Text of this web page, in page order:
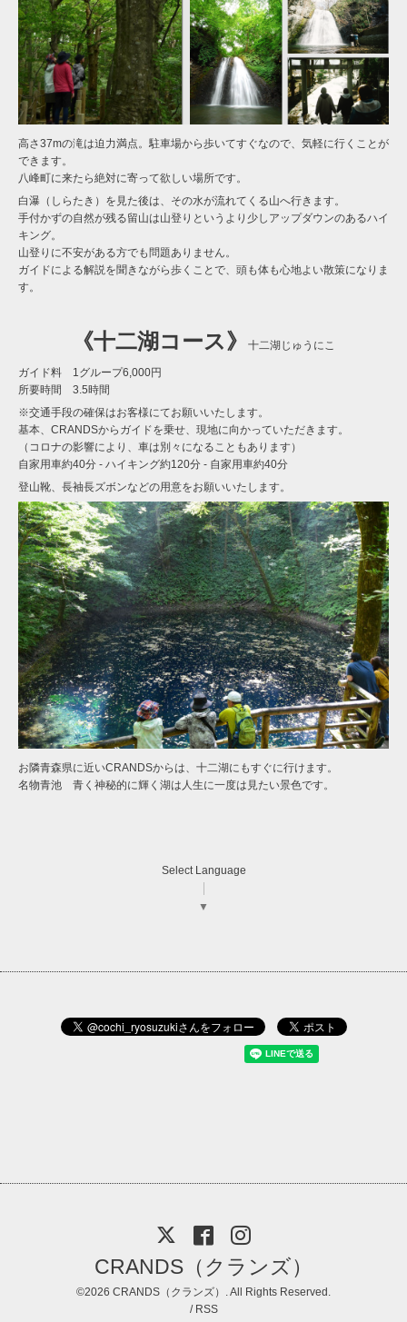
高さ37mの滝は迫力満点。駐車場から歩いてすぐなので、気軽に行くことが
できます。
八峰町に来たら絶対に寄って欲しい場所です。
白瀑（しらたき）を見た後は、その水が流れてくる山へ行きます。
手付かずの自然が残る留山は山登りというより少しアップダウンのあるハイ
キング。
山登りに不安がある方でも問題ありません。
ガイドによる解説を聞きながら歩くことで、頭も体も心地よい散策になりま
す。
《十二湖 コース》 十二湖じゅうにこ
ガイド料 1グループ6,000円
所要時間 3.5時間
※交通手段の確保はお客様にてお願いいたします。
基本、CRANDSからガイドを乗せ、現地に向かっていただきます。
（コロナの影響により、車は別々になることもあります）
自家用車約40分 - ハイキング約120分 - 自家用車約40分
登山靴、長袖長ズボンなどの用意をお願いいたします。
お隣青森県に近いCRANDSからは、十二湖にもすぐに行けます。
名物青池 青く神秘的に輝く湖は人生に一度は見たい景色です。
Select Language
▼
CRANDS（クランズ）
©2026 CRANDS（クランズ）
. All Rights Reserved.
/ RSS